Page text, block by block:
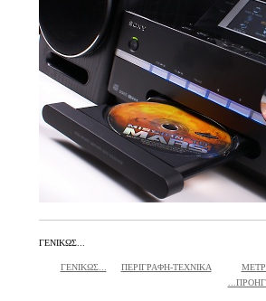
ΓΕΝΙΚΩΣ...
ΓΕΝΙΚΩΣ... ΠΕΡΙΓΡΑΦΗ-ΤΕΧΝΙΚΑ